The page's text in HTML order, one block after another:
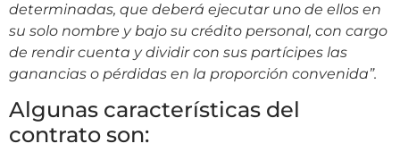
determinadas, que deberá ejecutar uno de ellos en
su solo nombre y bajo su crédito personal, con cargo
de rendir cuenta y dividir con sus partícipes las
ganancias o pérdidas en la proporción convenida”.
Algunas características del
contrato son: